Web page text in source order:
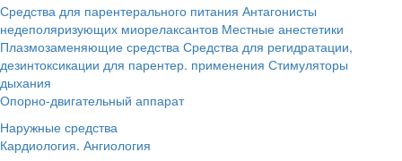
Средства для парентерального питания Антагонисты
недеполяризующих миорелаксантов Местные анестетики
Плазмозаменяющие средства Средства для регидратации,
дезинтоксикации для парентер. применения Стимуляторы
дыхания
Опорно-двигательный аппарат
Наружные средства
Кардиология. Ангиология